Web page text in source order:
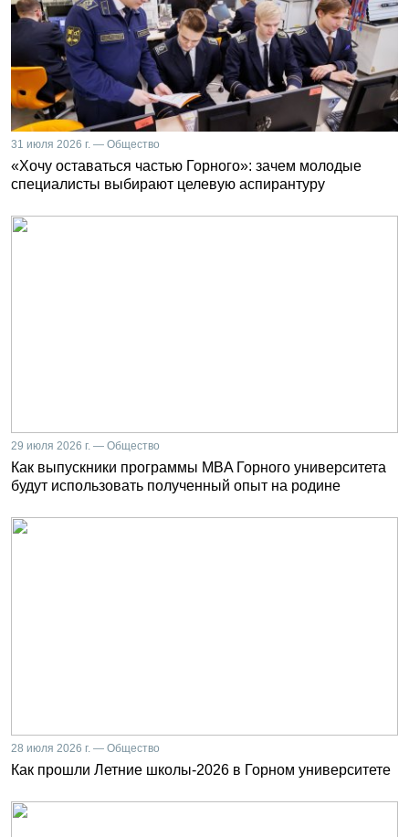
31 июля 2026 г. — Общество
«Хочу оставаться частью Горного»: зачем молодые
специалисты выбирают целевую аспирантуру
29 июля 2026 г. — Общество
Как выпускники программы MBA Горного университета
будут использовать полученный опыт на родине
28 июля 2026 г. — Общество
Как прошли Летние школы-2026 в Горном университете